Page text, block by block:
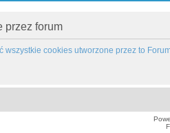
przez forum
wszystkie cookies utworzone przez to